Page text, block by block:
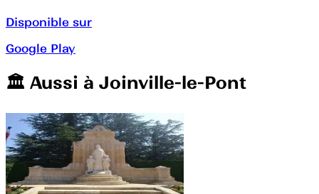
Disponible sur
Google Play
🏛️️ Aussi à Joinville-le-Pont